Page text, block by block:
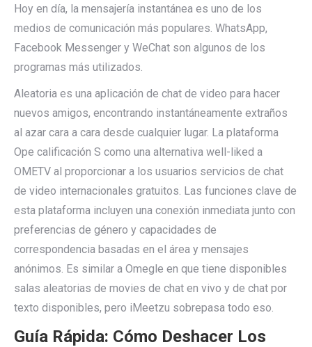
Hoy en día, la mensajería instantánea es uno de los
medios de comunicación más populares. WhatsApp,
Facebook Messenger y WeChat son algunos de los
programas más utilizados.
Aleatoria es una aplicación de chat de video para hacer
nuevos amigos, encontrando instantáneamente extraños
al azar cara a cara desde cualquier lugar. La plataforma
Ope calificación S como una alternativa well-liked a
OMETV al proporcionar a los usuarios servicios de chat
de video internacionales gratuitos. Las funciones clave de
esta plataforma incluyen una conexión inmediata junto con
preferencias de género y capacidades de
correspondencia basadas en el área y mensajes
anónimos. Es similar a Omegle en que tiene disponibles
salas aleatorias de movies de chat en vivo y de chat por
texto disponibles, pero iMeetzu sobrepasa todo eso.
Guía Rápida: Cómo Deshacer Los